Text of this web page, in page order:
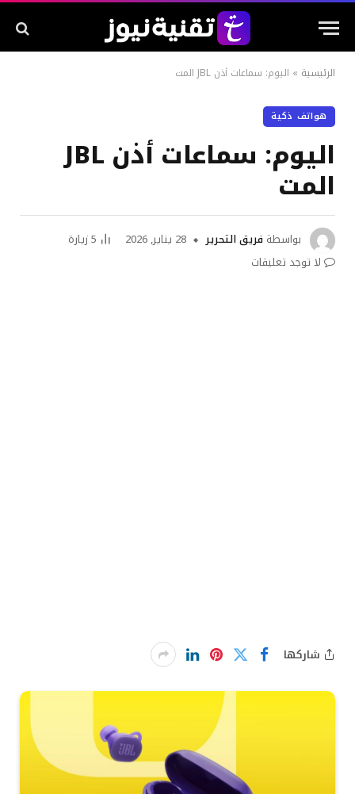
الرئيسية » اليوم: سماعات أذن JBL المت
هواتف ذكية
اليوم: سماعات أذن JBL
المت
بواسطة فريق التحرير 28 يناير, 2026 5زيارة
لا توجد تعليقات
شاركها